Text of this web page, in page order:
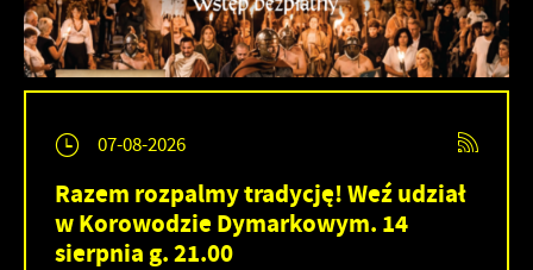
07-08-2026
Razem rozpalmy tradycję! Weź udział
w Korowodzie Dymarkowym. 14
sierpnia g. 21.00